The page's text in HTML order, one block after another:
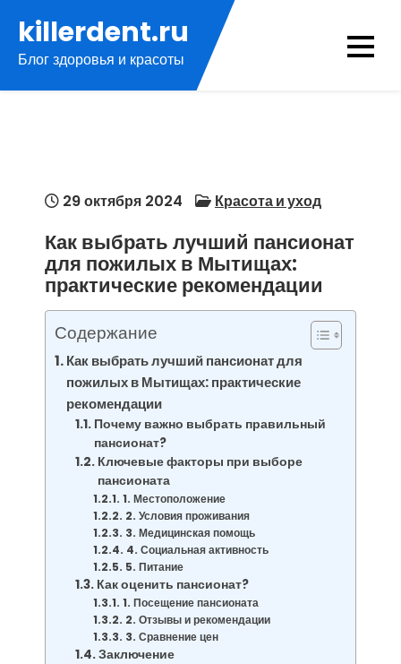
содержимому
killerdent.ru
Блог здоровья и красоты
29 октября 2024 Красота и уход
Как выбрать лучший пансионат
для пожилых в Мытищах:
практические рекомендации
Содержание
Как выбрать лучший пансионат для
пожилых в Мытищах: практические
рекомендации
Почему важно выбрать правильный
пансионат?
Ключевые факторы при выборе
пансионата
1. Местоположение
2. Условия проживания
3. Медицинская помощь
4. Социальная активность
5. Питание
Как оценить пансионат?
1. Посещение пансионата
2. Отзывы и рекомендации
3. Сравнение цен
Заключение